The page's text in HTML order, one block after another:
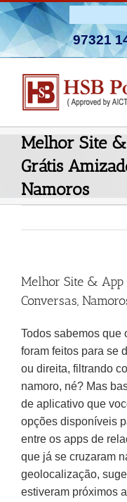
Skip
to
content
97321
Melhor Site
Grátis
Namoros
Melhor Site & App
Conversas,
Todos sabemos que
foram feitos para se
ou direita, filtrando
namoro, né? Mas
de aplicativo que
opções disponíveis
entre os apps de
que já se cruzaram
geolocalização,
estiveram próximos